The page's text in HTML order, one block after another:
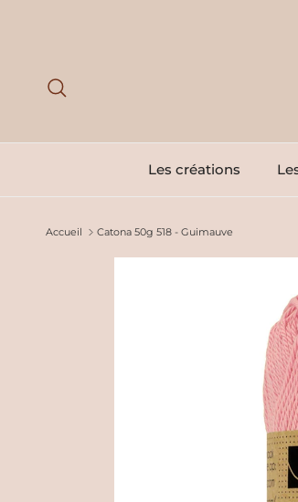
Les créations
Accueil Catona 50g 518 - Guimauve